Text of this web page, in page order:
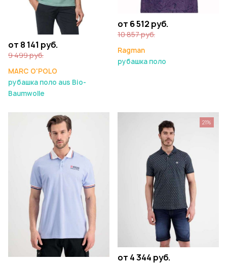
от 8 141 руб.
9 499 руб.
MARC O'POLO
рубашка поло aus Bio-
Baumwolle
от 6 512 руб.
10 857 руб.
Ragman
рубашка поло
от 4 344 руб.
21%